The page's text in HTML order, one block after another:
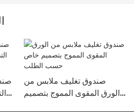
صندوق تغليف ملابس من
الورق المقوى المموج بتصميم